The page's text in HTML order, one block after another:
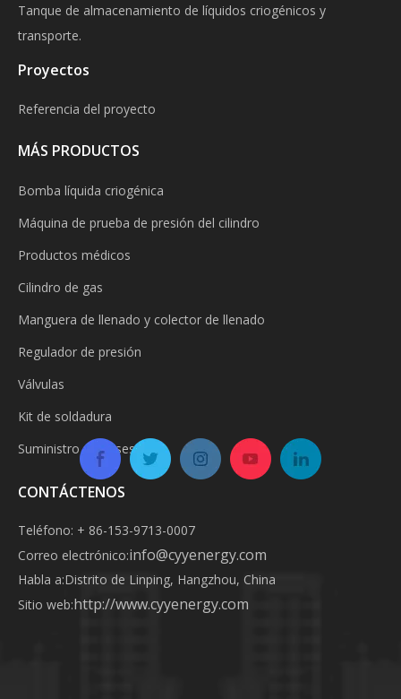
Tanque de almacenamiento de líquidos criogénicos y
transporte.
Proyectos
Referencia del proyecto
MÁS PRODUCTOS
Bomba líquida criogénica
Máquina de prueba de presión del cilindro
Productos médicos
Cilindro de gas
Manguera de llenado y colector de llenado
Regulador de presión
Válvulas
Kit de soldadura
Suministro de gases
CONTÁCTENOS
Teléfono: + 86-153-9713-0007
Correo electrónico:info@cyyenergy.com
Habla a:Distrito de Linping, Hangzhou, China
Sitio web:http://www.cyyenergy.com